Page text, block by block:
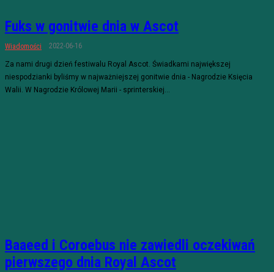
Fuks w gonitwie dnia w Ascot
Wiadomości 2022-06-16
Za nami drugi dzień festiwalu Royal Ascot. Świadkami największej
niespodzianki byliśmy w najważniejszej gonitwie dnia - Nagrodzie Księcia
Walii. W Nagrodzie Królowej Marii - sprinterskiej...
Baaeed i Coroebus nie zawiedli oczekiwań
pierwszego dnia Royal Ascot